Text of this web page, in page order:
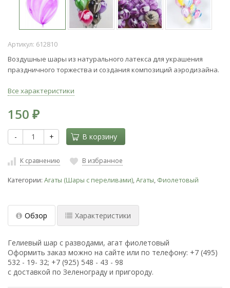
Артикул: 612810
Воздушные шары из натурального латекса для украшения
праздничного торжества и создания композиций аэродизайна.
Все характеристики
150 ₽
- + В корзину
К сравнению В избранное
Категории: Агаты (Шары с переливами),Агаты, Фиолетовый
Обзор Характеристики
Гелиевый шар c разводами, агат фиолетовый
Оформить заказ можно на сайте или по телефону: +7 (495)
532 - 19- 32; +7 (925) 548 - 43 - 98
с доставкой по Зеленограду и пригороду.